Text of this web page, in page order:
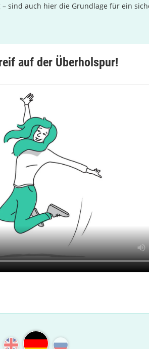
sind auch hier die Grundlage für ein
auf der Überholspur!